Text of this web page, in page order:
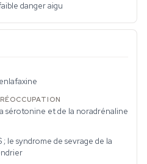
danger aigu
sérotonine et de la noradrénaline
le syndrome de sevrage de la